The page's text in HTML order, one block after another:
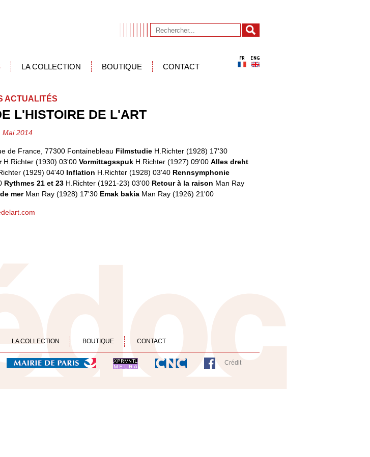
LA COLLECTION BOUTIQUE CONTACT
ACTUALITÉS
L'HISTOIRE DE L'ART
Mai 2014
de France, 77300 Fontainebleau Filmstudie H.Richter (1928) 17'30
H.Richter (1930) 03'00 Vormittagsspuk H.Richter (1927) 09'00 Alles dreht
(1929) 04'40 Inflation H.Richter (1928) 03'40 Rennsymphonie
Rythmes 21 et 23 H.Richter (1921-23) 03'00 Retour à la raison Man Ray
mer Man Ray (1928) 17'30 Emak bakia Man Ray (1926) 21'00
LA COLLECTION BOUTIQUE CONTACT
Crédit